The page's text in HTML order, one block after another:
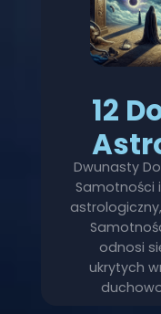
12
Dwunasty
Samotności
odnosi
ukrytych